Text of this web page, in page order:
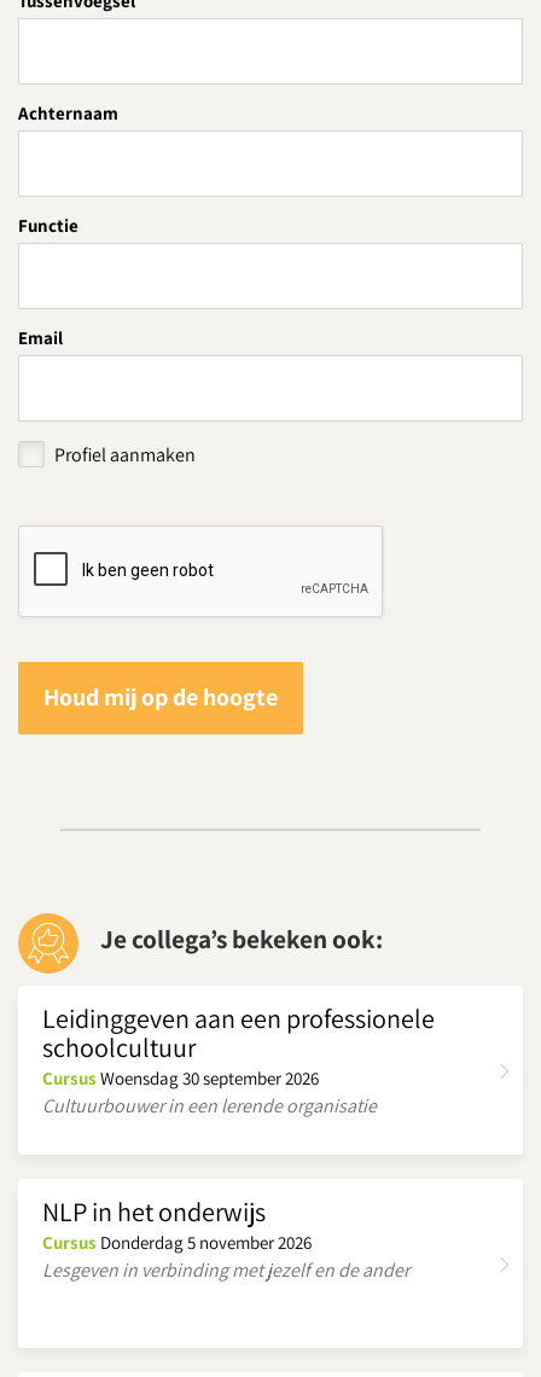
Achternaam
Functie
Email
Profiel aanmaken
Houd mij op de hoogte
Je collega’s bekeken ook:
Leidinggeven aan een professionele
schoolcultuur
CursusWoensdag 30 september 2026
Cultuurbouwer in een lerende organisatie
NLP in het onderwijs
Cursus Donderdag 5 november 2026
Lesgeven in verbinding met jezelf en de ander